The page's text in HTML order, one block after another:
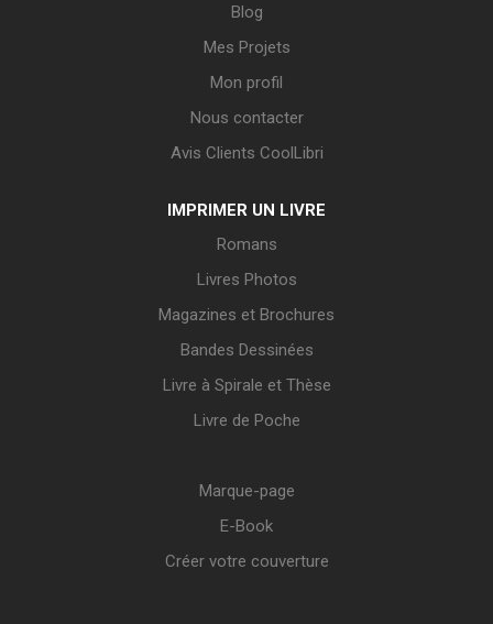
Blog
Mes Projets
Mon profil
Nous contacter
Avis Clients CoolLibri
IMPRIMER UN LIVRE
Romans
Livres Photos
Magazines et Brochures
Bandes Dessinées
Livre à Spirale et Thèse
Livre de Poche
Marque-page
E-Book
Créer votre couverture